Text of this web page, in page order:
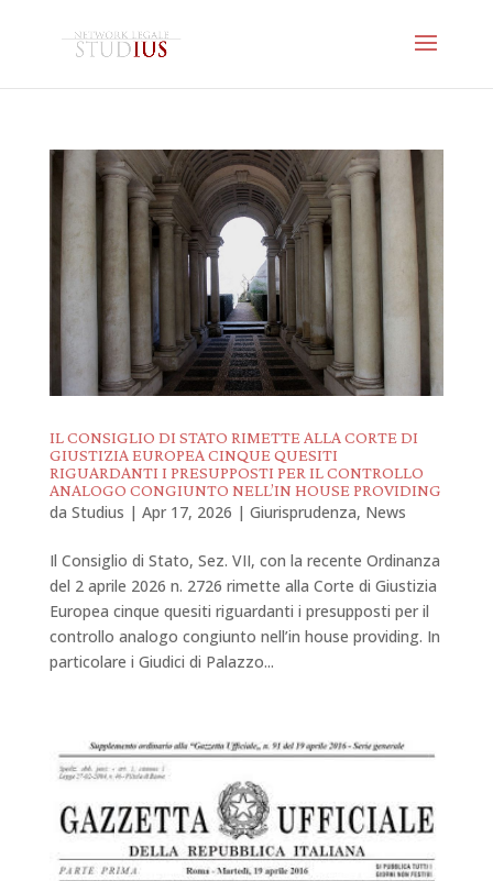
IL CONSIGLIO DI STATO RIMETTE ALLA CORTE DI
GIUSTIZIA EUROPEA CINQUE QUESITI
RIGUARDANTI I PRESUPPOSTI PER IL CONTROLLO
ANALOGO CONGIUNTO NELL’IN HOUSE PROVIDING
da Studius | Apr 17, 2026 | Giurisprudenza, News
Il Consiglio di Stato, Sez. VII, con la recente Ordinanza
del 2 aprile 2026 n. 2726 rimette alla Corte di Giustizia
Europea cinque quesiti riguardanti i presupposti per il
controllo analogo congiunto nell’in house providing. In
particolare i Giudici di Palazzo...